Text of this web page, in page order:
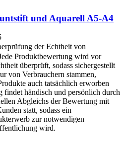
und Aquarell A5-A4
der Echtheit von
Produktbewertung wird vor
überprüft, sodass sichergestellt
von Verbrauchern stammen,
auch tatsächlich erworben
findet händisch und persönlich durch
Abgleichs der Bewertung mit
statt, sodass ein
zur notwendigen
wird.